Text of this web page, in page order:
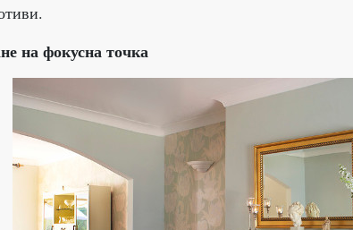
на фокусна точка